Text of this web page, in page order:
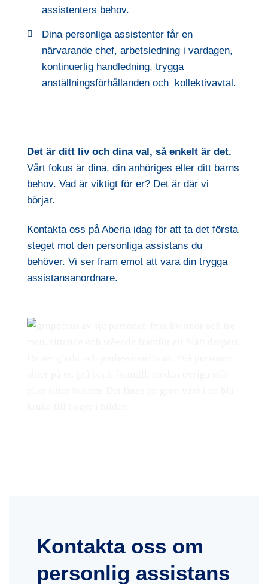
assistenters behov.
Dina personliga assistenter får en
närvarande chef, arbetsledning i vardagen,
kontinuerlig handledning, trygga
anställningsförhållanden och kollektivavtal.
Det är ditt liv och dina val, så enkelt är det.
Vårt fokus är dina, din anhöriges eller ditt barns
behov. Vad är viktigt för er? Det är där vi
börjar.
Kontakta oss på Aberia idag för att ta det första
steget mot den personliga assistans du
behöver. Vi ser fram emot att vara din trygga
assistansanordnare.
Kontakta oss om
personlig assistans